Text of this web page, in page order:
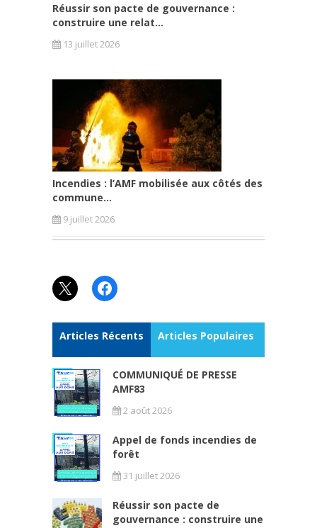
Réussir son pacte de gouvernance :
construire une relat...
13 juillet 2026
Incendies : l’AMF mobilisée aux côtés des
commune...
9 juillet 2026
X Facebook
Articles Récents Articles Populaires
COMMUNIQUÉ DE PRESSE
AMF83
2 août 2026
Appel de fonds incendies de
forêt
31 juillet 2026
Réussir son pacte de
gouvernance : construire une